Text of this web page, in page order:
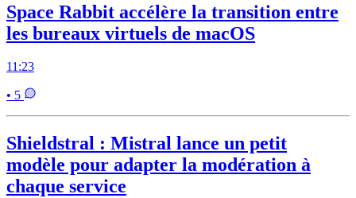
Space Rabbit accélère la transition entre
les bureaux virtuels de macOS
11:23
• 5
Shieldstral : Mistral lance un petit
modèle pour adapter la modération à
chaque service